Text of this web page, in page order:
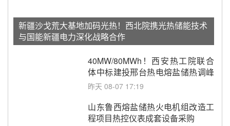
新疆沙戈荒大基地加码光热！西北院携光热储能技术
与国能新疆电力深化战略合作
40MW/80MWh！西安热工院联合
体中标建投邢台热电熔盐储热调峰
调频改造EPC项目
昨天 08-07 17:19
山东鲁西熔盐储热火电机组改造工
程项目热控仪表成套设备采购